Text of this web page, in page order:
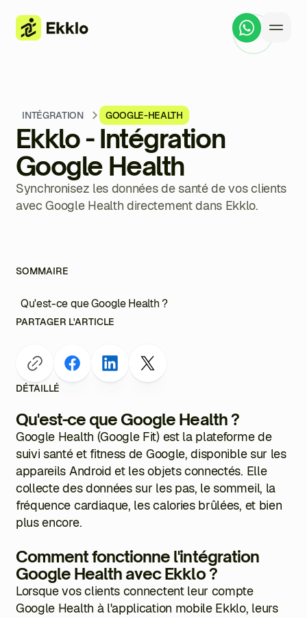
INTÉGRATION GOOGLE-HEALTH
Ekklo - Intégration
Google Health
Synchronisez les données de santé de vos clients
avec Google Health directement dans Ekklo.
SOMMAIRE
Qu'est-ce que Google Health ?
PARTAGER L'ARTICLE
DÉTAILLÉ
Qu'est-ce que Google Health ?
Google Health (Google Fit) est la plateforme de
suivi santé et fitness de Google, disponible sur les
appareils Android et les objets connectés. Elle
collecte des données sur les pas, le sommeil, la
fréquence cardiaque, les calories brûlées, et bien
plus encore.
Comment fonctionne l'intégration
Google Health avec Ekklo ?
Lorsque vos clients connectent leur compte
Google Health à l'application mobile Ekklo, leurs